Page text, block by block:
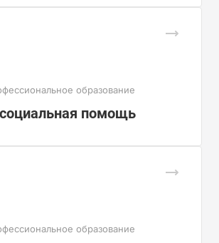
образование
помощь
образование